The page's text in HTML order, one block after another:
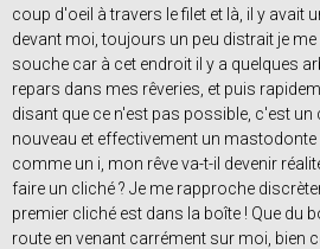
coup d'oeil à travers le filet et là, il y avait
devant moi, toujours un peu distrait je
souche car à cet endroit il y a quelques
repars dans mes rêveries, et puis
disant que ce n'est pas possible, c'est un
nouveau et effectivement un
comme un i, mon rêve va-t-il devenir
faire un cliché ? Je me rapproche
premier cliché est dans la boîte ! Que du
route en venant carrément sur moi, bien